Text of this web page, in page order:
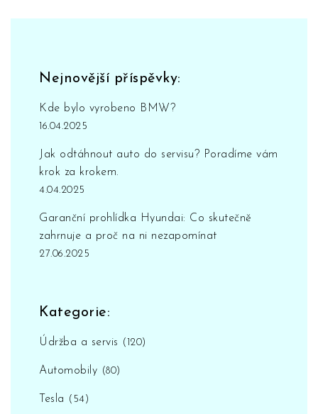
Nejnovější příspěvky:
Kde bylo vyrobeno BMW?
16.04.2025
Jak odtáhnout auto do servisu? Poradíme vám
krok za krokem.
4.04.2025
Garanční prohlídka Hyundai: Co skutečně
zahrnuje a proč na ni nezapomínat
27.06.2025
Kategorie:
Údržba a servis (120)
Automobily (80)
Tesla (54)